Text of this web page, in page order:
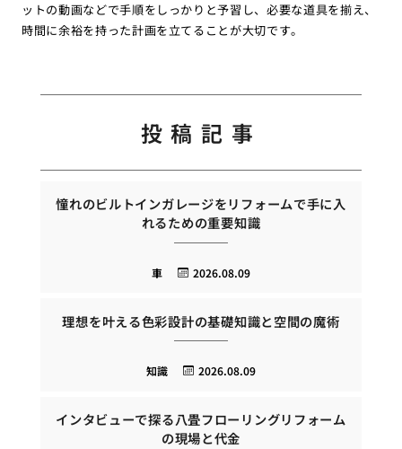
ットの動画などで手順をしっかりと予習し、必要な道具を揃え、
時間に余裕を持った計画を立てることが大切です。
投稿記事
憧れのビルトインガレージをリフォームで手に入
れるための重要知識
2026.08.09
車
理想を叶える色彩設計の基礎知識と空間の魔術
2026.08.09
知識
インタビューで探る八畳フローリングリフォーム
の現場と代金